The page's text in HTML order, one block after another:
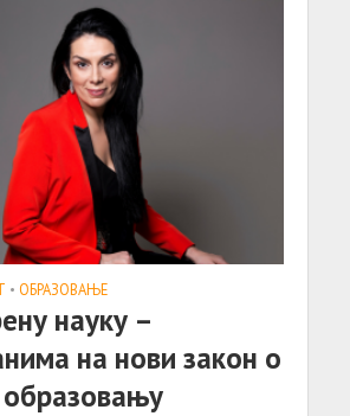
• ОБРАЗОВАЊЕ
науку –
на нови закон о